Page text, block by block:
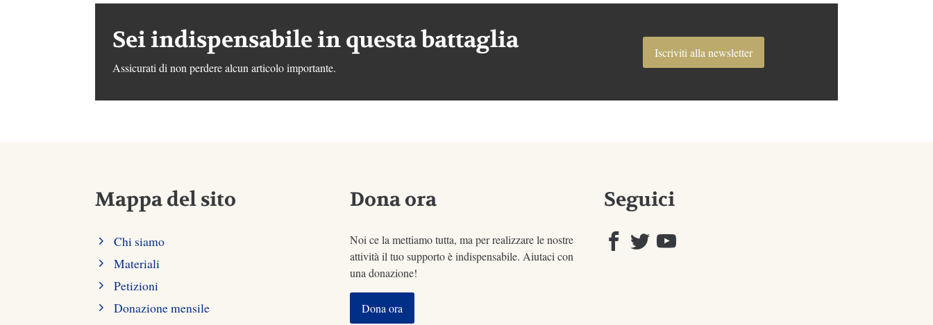
Sei indispensabile in questa battaglia
Assicurati di non perdere alcun articolo importante.
Iscriviti alla newsletter
Mappa del sito
Chi siamo
Materiali
Petizioni
Donazione mensile
Dona ora
Noi ce la mettiamo tutta, ma per realizzare le nostre
attività il tuo supporto è indispensabile. Aiutaci con
una donazione!
Dona ora
Seguici